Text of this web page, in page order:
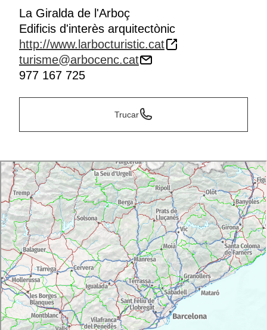
La Giralda de l'Arboç
Edificis d'interès arquitectònic
http://www.larbocturistic.cat
turisme@arbocenc.cat
977 167 725
Trucar